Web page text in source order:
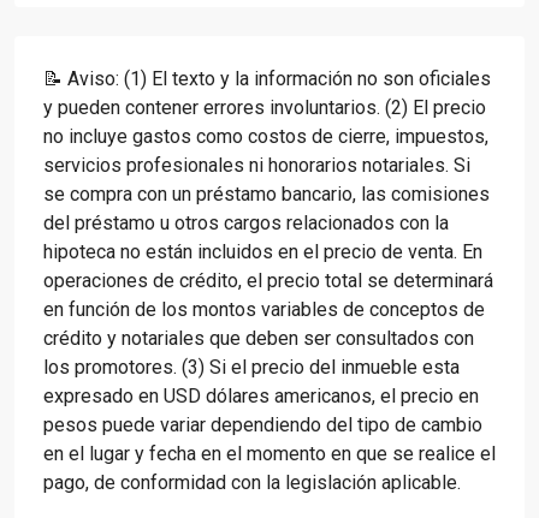
📝 Aviso: (1) El texto y la información no son oficiales
y pueden contener errores involuntarios. (2) El precio
no incluye gastos como costos de cierre, impuestos,
servicios profesionales ni honorarios notariales. Si
se compra con un préstamo bancario, las comisiones
del préstamo u otros cargos relacionados con la
hipoteca no están incluidos en el precio de venta. En
operaciones de crédito, el precio total se determinará
en función de los montos variables de conceptos de
crédito y notariales que deben ser consultados con
los promotores. (3) Si el precio del inmueble esta
expresado en USD dólares americanos, el precio en
pesos puede variar dependiendo del tipo de cambio
en el lugar y fecha en el momento en que se realice el
pago, de conformidad con la legislación aplicable.